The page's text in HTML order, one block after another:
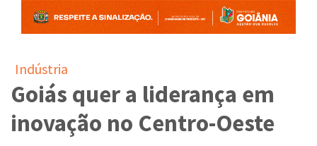
Indústria
Goiás quer a liderança em
inovação no Centro-Oeste